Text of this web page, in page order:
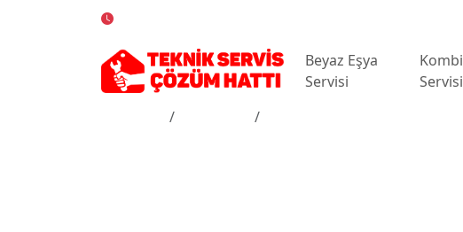
Beyaz Eşya
Servisi
Kombi
Servisi